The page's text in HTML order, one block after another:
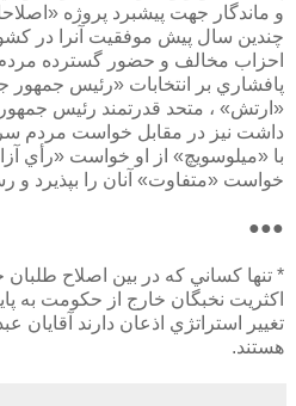
و ماندگار جهت پيشبرد پروژه
چندين سال پيش موفقيت آنرا در
احزاب مخالف و حضور گسترده مردم
پافشاري بر انتخابات «رئيس جمهور
«ارتش» ، متحد قدرتمند رئيس
داشت نيز در مقابل خواست مردم
با «ميلوسويچ» از او خواست «رأي
خواست «متفاوت» آنان را بپذيرد و
●●●
* تنها كساني كه در بين اصلاح طلبان
اكثريت نخبگان خارج از حكومت به
تغيير استراتژي اذعان دارند آقايان
هستند.